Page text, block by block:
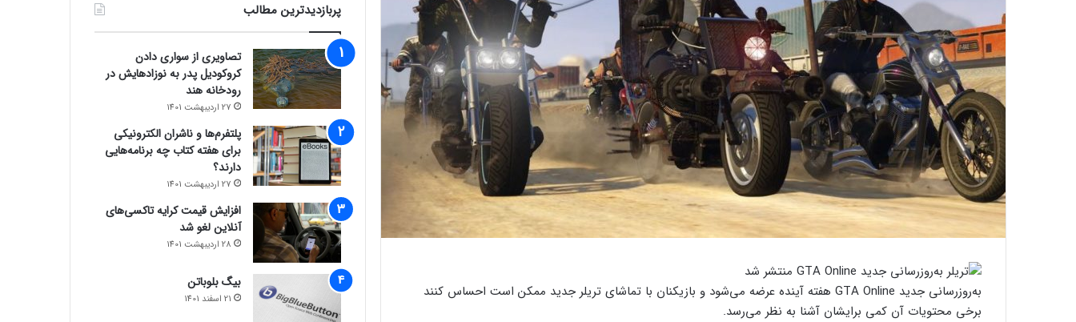
به‌روزرسانی جدید GTA Online هفته آینده عرضه می‌شود و بازیکنان با تماشای تریلر جدید ممکن است احساس کنند
برخی محتویات آن کمی برایشان آشنا به نظر می‌رسد.
پربازدیدترین مطالب
تصاویری از سواری دادن
کروکودیل پدر به نوزادهایش در
رودخانه هند
27 اردیبهشت 1401
پلتفرم‌ها و ناشران الکترونیکی
برای هفته کتاب چه برنامه‌هایی
دارند؟
27 اردیبهشت 1401
افزایش قیمت کرایه تاکسی‌های
آنلاین لغو شد
28 اردیبهشت 1401
بیگ بلوباتن
21 اسفند 1401